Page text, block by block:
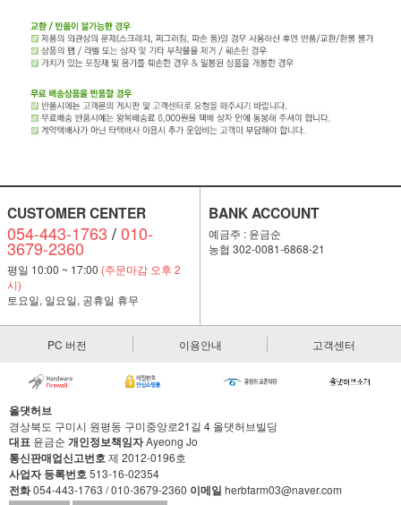
CUSTOMER CENTER
054-443-1763 /010-
3679-2360
평일 10:00 ~ 17:00 (주문마감 오후 2
시)
토요일, 일요일, 공휴일 휴무
BANK ACCOUNT
예금주 : 윤금순
농협 302-0081-6868-21
PC 버전 이용안내 고객센터
올댓허브
경상북도 구미시 원평동 구미중앙로21길 4 올댓허브빌딩
대표 윤금순 개인정보책임자Ayeong Jo
통신판매업신고번호제 2012-0196호
사업자 등록번호513-16-02354
전화054-443-1763 / 010-3679-2360 이메일 herbfarm03@naver.com